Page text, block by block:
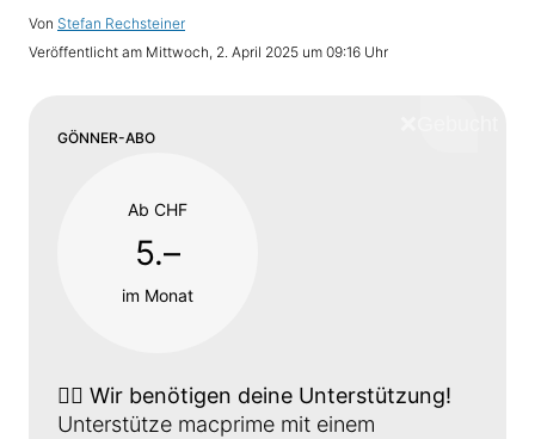
Von Stefan Rechsteiner
Veröffentlicht am Mittwoch, 2. April 2025 um 09:16 Uhr
GÖNNER-ABO
Ab CHF
5.–
im Monat
👉🏼 Wir benötigen deine Unterstützung!
Unterstütze macprime mit einem